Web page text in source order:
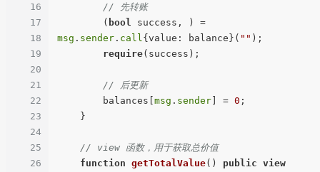
16
17
18
19
20
21
22
23
24
25
26
// 先转账
        (
bool
msg . sender . call {value: balance}( "" );
require(success);
// 后更新
        balances[
msg . sender ] = 0 ;
// view 函数，用于获取总价值
function getTotalValue( ) public view